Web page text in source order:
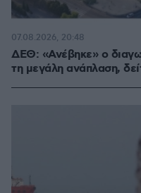
ΔΕΘ: «Ανέβηκε» ο
τη μεγάλη ανάπλαση,
07.08.2026, 20:48